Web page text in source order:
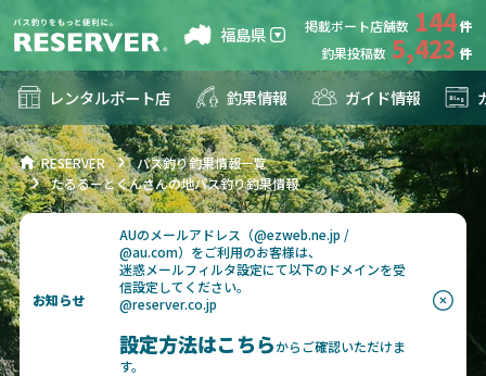
福島県 掲載ボート店舗数 144
釣果投稿数 5,423
レンタルボート店 釣果情報 ガイド情報
RESERVER
バス釣り釣果情報一覧
たるるーとくんさんの地バス釣り釣果情報
お知らせ
AUのメールアドレス（@ezweb.ne.jp /
@au.com）をご利用のお客様は、
迷惑メールフィルタ設定にて以下のドメインを受
信設定してください。
@reserver.co.jp
設定方法はこちらからご確認いただけま
す。